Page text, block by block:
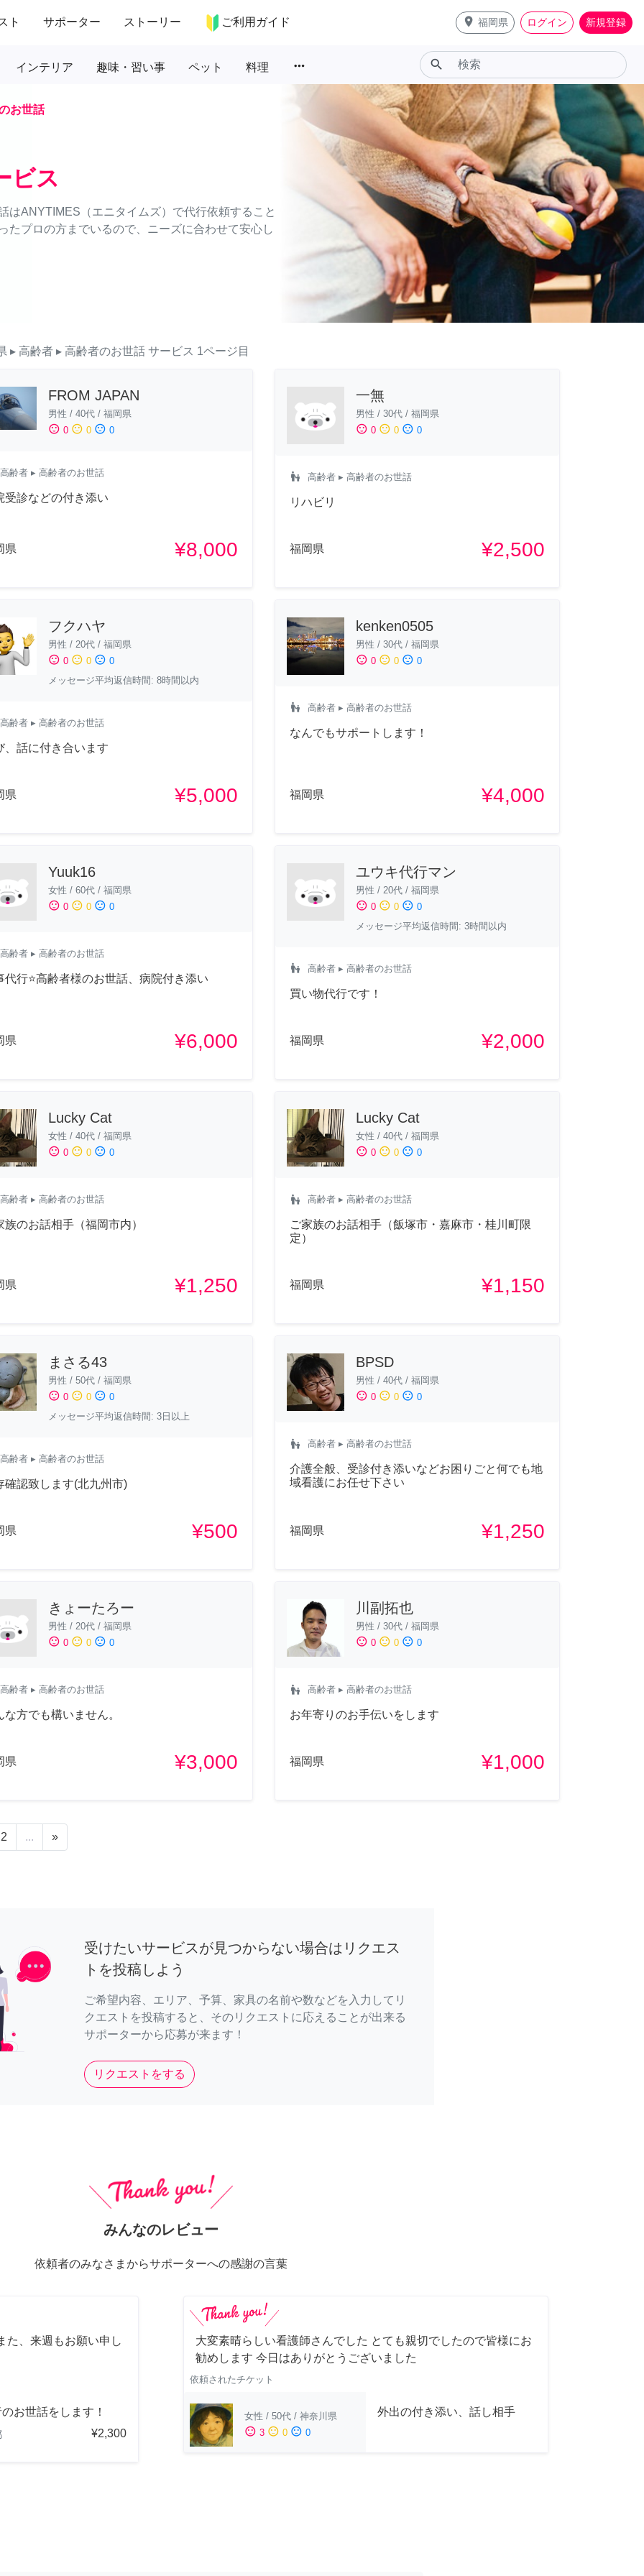
ト サポーター ストーリー ご利用ガイド place 福岡県 ログイン 新規登録
インテリア 趣味・習い事 ペット 料理 more_horiz search
お世話
ビス
はANYTIMES（エニタイムズ）で代行依頼すること
たプロの方までいるので、ニーズに合わせて安心し
▸ 高齢者 ▸ 高齢者のお世話 サービス 1ページ目
FROM JAPAN
男性 / 40代 / 福岡県
sentiment_satisfied 0 sentiment_neutral 0 sentiment_dissatisfied 0
高齢者 ▸ 高齢者のお世話
受診などの付き添い
県 ¥8,000
一無
男性 / 30代/ 福岡県
sentiment_satisfied 0 sentiment_neutral 0 sentiment_dissatisfied 0
escalator_warning 高齢者▸ 高齢者のお世話
リハビリ
福岡県 ¥2,500
フクハヤ
男性 / 20代 / 福岡県
sentiment_satisfied 0 sentiment_neutral 0 sentiment_dissatisfied 0
メッセージ平均返信時間: 8時間以内
高齢者 ▸ 高齢者のお世話
、話に付き合います
県 ¥5,000
kenken0505
男性 / 30代/ 福岡県
sentiment_satisfied 0 sentiment_neutral 0 sentiment_dissatisfied 0
escalator_warning 高齢者▸ 高齢者のお世話
なんでもサポートします！
福岡県 ¥4,000
Yuuk16
女性 / 60代 / 福岡県
sentiment_satisfied 0 sentiment_neutral 0 sentiment_dissatisfied 0
高齢者 ▸ 高齢者のお世話
代行⭐高齢者様のお世話、病院付き添い
県 ¥6,000
ユウキ代行マン
男性 / 20代/ 福岡県
sentiment_satisfied 0 sentiment_neutral 0 sentiment_dissatisfied 0
メッセージ平均返信時間: 3時間以内
escalator_warning 高齢者▸ 高齢者のお世話
買い物代行です！
福岡県 ¥2,000
Lucky Cat
女性 / 40代 / 福岡県
sentiment_satisfied 0 sentiment_neutral 0 sentiment_dissatisfied 0
高齢者 ▸ 高齢者のお世話
族のお話相手（福岡市内）
県 ¥1,250
Lucky Cat
女性 / 40代/ 福岡県
sentiment_satisfied 0 sentiment_neutral 0 sentiment_dissatisfied 0
escalator_warning 高齢者▸ 高齢者のお世話
ご家族のお話相手（飯塚市・嘉麻市・桂川町限
定）
福岡県 ¥1,150
まさる43
男性 / 50代 / 福岡県
sentiment_satisfied 0 sentiment_neutral 0 sentiment_dissatisfied 0
メッセージ平均返信時間: 3日以上
高齢者 ▸ 高齢者のお世話
確認致します(北九州市)
県 ¥500
BPSD
男性 / 40代/ 福岡県
sentiment_satisfied 0 sentiment_neutral 0 sentiment_dissatisfied 0
escalator_warning 高齢者▸ 高齢者のお世話
介護全般、受診付き添いなどお困りごと何でも地
域看護にお任せ下さい
福岡県 ¥1,250
きょーたろー
男性 / 20代 / 福岡県
sentiment_satisfied 0 sentiment_neutral 0 sentiment_dissatisfied 0
高齢者 ▸ 高齢者のお世話
な方でも構いません。
県 ¥3,000
川副拓也
男性 / 30代/ 福岡県
sentiment_satisfied 0 sentiment_neutral 0 sentiment_dissatisfied 0
escalator_warning 高齢者▸ 高齢者のお世話
お年寄りのお手伝いをします
福岡県 ¥1,000
2 ... »
受けたいサービスが見つからない場合はリクエス
トを投稿しよう
ご希望内容、エリア、予算、家具の名前や数などを入力してリ
クエストを投稿すると、そのリクエストに応えることが出来る
サポーターから応募が来ます！
リクエストをする
みんなのレビュー
依頼者のみなさまからサポーターへの感謝の言葉
た、来週もお願い申し
お世話をします！
¥2,300
大変素晴らしい看護師さんでした とても親切でしたので皆様にお
勧めします 今日はありがとうございました
依頼されたチケット
女性 / 50代 / 神奈川県
sentiment_satisfied 3 sentiment_neutral 0 sentiment_dissatisfied 0
外出の付き添い、話し相手